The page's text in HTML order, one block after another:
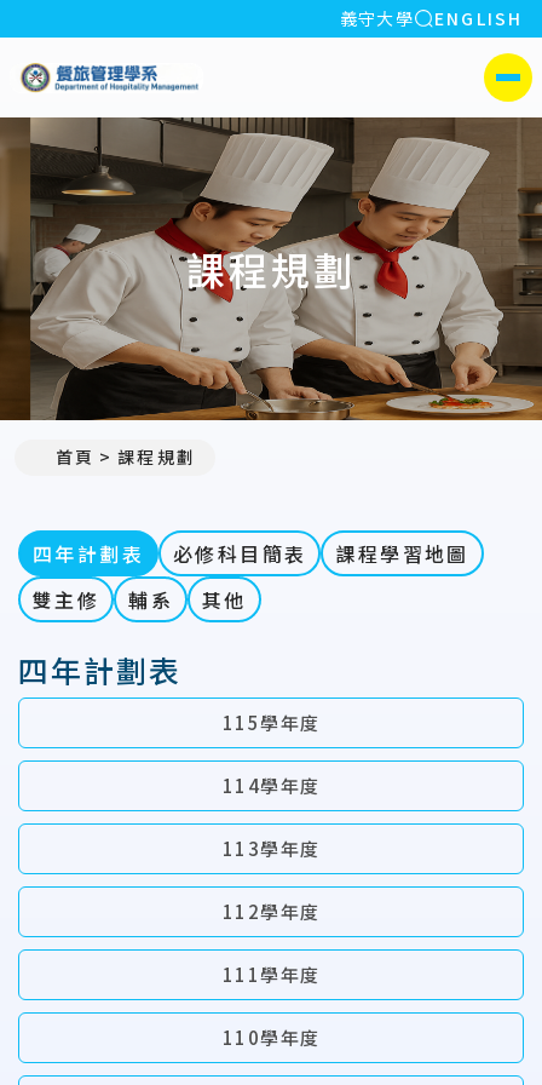
:::
義守大學 全站搜索
ENGLISH
側選單
課程規劃
首頁 課程規劃
四年計劃表 必修科目簡表
課程學習地圖
雙主修
輔系 其他
四年計劃表
115學年度
114學年度
113學年度
112學年度
111學年度
110學年度